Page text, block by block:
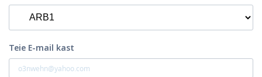
Teie E-mail kast